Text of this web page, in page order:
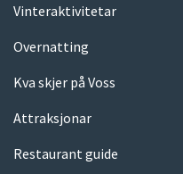
Vinteraktivitetar
Overnatting
Kva skjer på Voss
Attraksjonar
Restaurant guide